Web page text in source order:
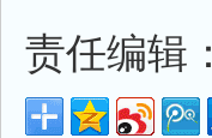
责任编辑